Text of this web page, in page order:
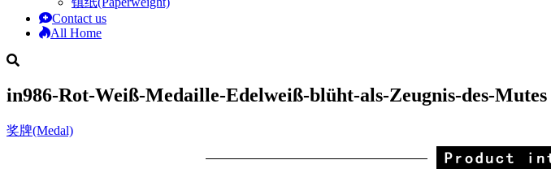
Contact us
All Home
in986-Rot-Weiß-Medaille-Edelweiß-blüht-als-Zeugnis-des-Mutes
奖牌(Medal)